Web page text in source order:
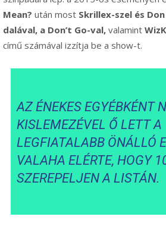
Mean? után most Skrillex-szel és
dalával, a Don’t Go-val, valamint
című számával izzítja be a show-t.
AZ ÉNEKES EGYÉBKÉNT
KISLEMEZÉVEL Ő LETT A
LEGFIATALABB ÖNÁLLÓ
VALAHA ELÉRTE, HOGY
SZEREPELJEN A LISTÁN.